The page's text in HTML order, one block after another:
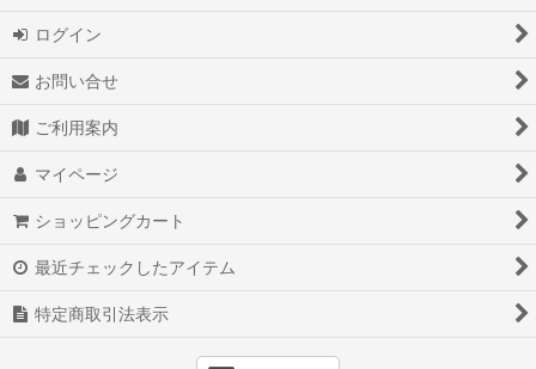
ログイン
お問い合せ
ご利用案内
マイページ
ショッピングカート
最近チェックしたアイテム
特定商取引法表示